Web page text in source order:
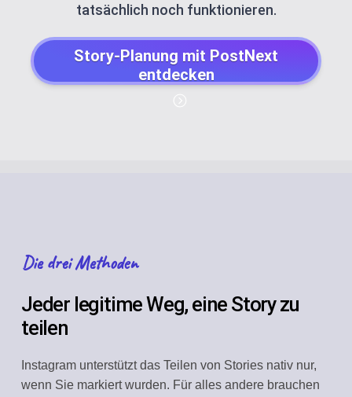
tatsächlich noch funktionieren.
Story-Planung mit PostNext
entdecken
Die drei Methoden
Jeder legitime Weg, eine Story zu
teilen
Instagram unterstützt das Teilen von Stories nativ nur,
wenn Sie markiert wurden. Für alles andere brauchen